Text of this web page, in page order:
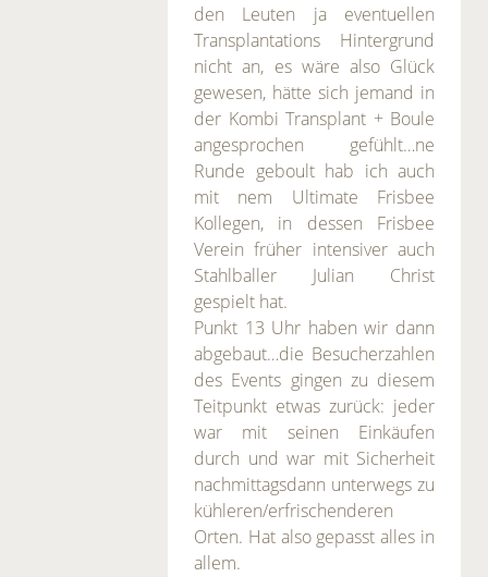
den Leuten ja eventuellen
Transplantations Hintergrund
nicht an, es wäre also Glück
gewesen, hätte sich jemand in
der Kombi Transplant + Boule
angesprochen gefühlt…ne
Runde geboult hab ich auch
mit nem Ultimate Frisbee
Kollegen, in dessen Frisbee
Verein früher intensiver auch
Stahlballer Julian Christ
gespielt hat.
Punkt 13 Uhr haben wir dann
abgebaut…die Besucherzahlen
des Events gingen zu diesem
Teitpunkt etwas zurück: jeder
war mit seinen Einkäufen
durch und war mit Sicherheit
nachmittagsdann unterwegs zu
kühleren/erfrischenderen
Orten. Hat also gepasst alles in
allem.